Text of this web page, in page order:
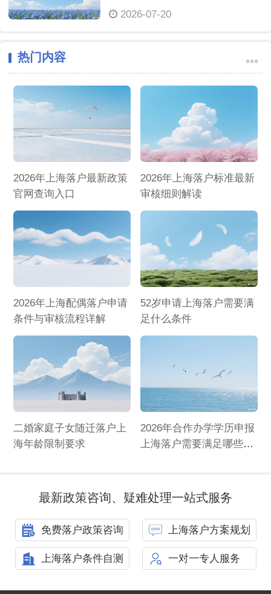
2026-07-20
热门内容 •••
2026年上海落户最新政策
官网查询入口
2026年上海落户标准最新
审核细则解读
2026年上海配偶落户申请
条件与审核流程详解
52岁申请上海落户需要满
足什么条件
二婚家庭子女随迁落户上
海年龄限制要求
2026年合作办学学历申报
上海落户需要满足哪些条
最新政策咨询、疑难处理一站式服务
免费落户政策咨询 上海落户方案规划
上海落户条件自测 一对一专人服务